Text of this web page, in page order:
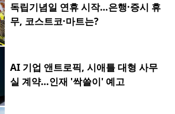
독립기념일 연휴 시작…은행·증시 휴
무, 코스트코·마트는?
AI 기업 앤트로픽, 시애틀 대형 사무
실 계약…인재 '싹쓸이' 예고